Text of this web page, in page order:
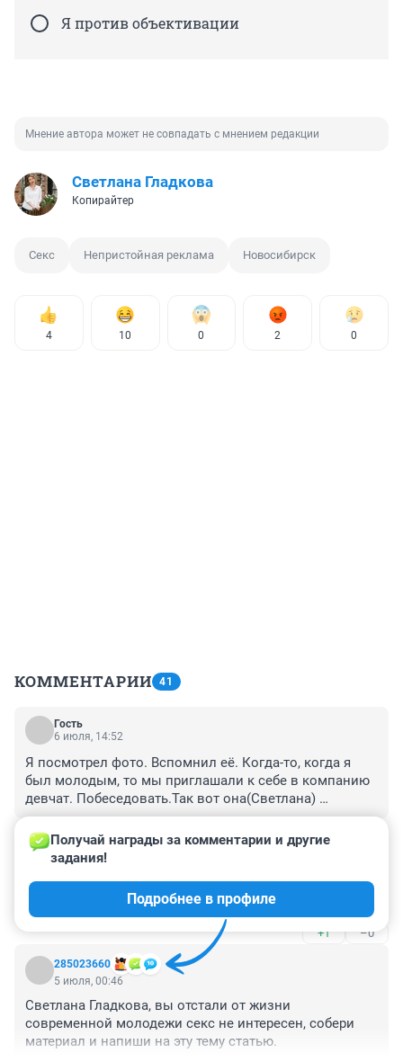
Я против объективации
Мнение автора может не совпадать с мнением редакции
Светлана Гладкова
Копирайтер
Секс Непристойная реклама Новосибирск
4 10 0 2 0
КОММЕНТАРИИ 41
Гость
6 июля, 14:52
Я посмотрел фото. Вспомнил её. Когда-то, когда я
был молодым, то мы приглашали к себе в компанию
девчат. Побеседовать.Так вот она(Светлана)
проявила себя как "собеседница" с наименьшим
уровнем социальной ответственности! Такие весчи
вытворяла! Что сразу на троих одновременно
Гость
У Светы это видать больная тема.
+1 –0
285023660
Получай награды за комментарии и другие
задания!
Подробнее в профиле
5 июля, 00:46
Светлана Гладкова, вы отстали от жизни
современной молодежи секс не интересен, собери
материал и напиши на эту тему статью.